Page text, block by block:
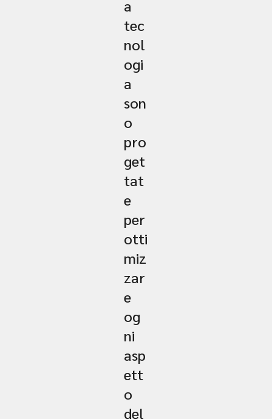
a
tec
nol
ogi
a
son
o
pro
get
tat
e
per
otti
miz
zar
e
og
ni
asp
ett
o
del